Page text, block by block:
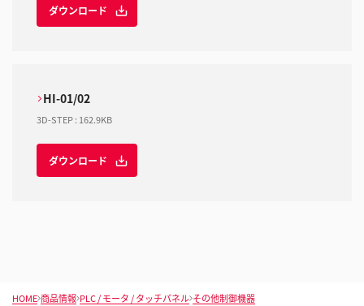
ダウンロード
HI-01/02
3D-STEP: 162.9KB
ダウンロード
HOME 商品情報 PLC / モータ / タッチパネル その他制御機器